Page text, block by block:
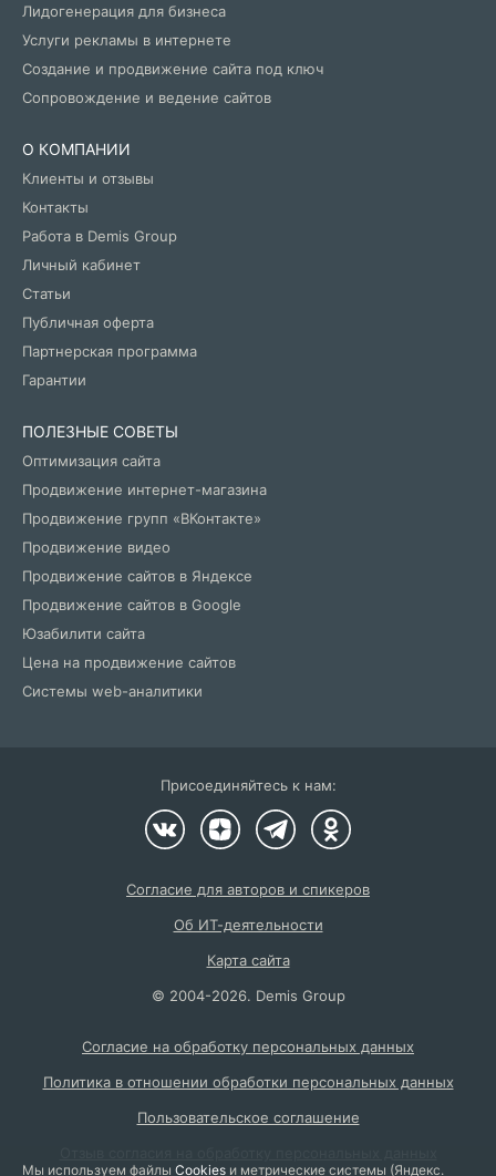
Лидогенерация для бизнеса
Услуги рекламы в интернете
Создание и продвижение сайта под ключ
Сопровождение и ведение сайтов
О КОМПАНИИ
Клиенты и отзывы
Контакты
Работа в Demis Group
Личный кабинет
Статьи
Публичная оферта
Партнерская программа
Гарантии
ПОЛЕЗНЫЕ СОВЕТЫ
Оптимизация сайта
Продвижение интернет-магазина
Продвижение групп «ВКонтакте»
Продвижение видео
Продвижение сайтов в Яндексе
Продвижение сайтов в Google
Юзабилити сайта
Цена на продвижение сайтов
Системы web-аналитики
Присоединяйтесь к нам:
Согласие для авторов и спикеров
Об ИТ-деятельности
Карта сайта
© 2004-2026. Demis Group
Согласие на обработку персональных данных
Политика в отношении обработки персональных данных
Пользовательское соглашение
Мы используем файлы Cookies и метрические системы (Яндекс.